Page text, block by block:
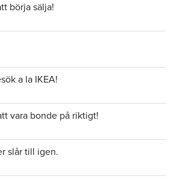
börja sälja!
a la IKEA!
vara bonde på riktigt!
slår till igen.